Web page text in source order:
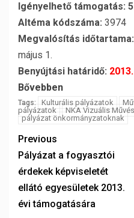
Igényelhető támogatás:
Altéma kódszáma: 3974
Megvalósítás időtartama:
május 1.
Benyújtási határidő:
Bővebben
Tags: Kulturális pályázatok
pályázatok
NKA Vizuális
pályázat önkormányzatoknak
Previous
Pályázat a fogyasztói
érdekek képviseletét
ellátó egyesületek 2013.
évi támogatására